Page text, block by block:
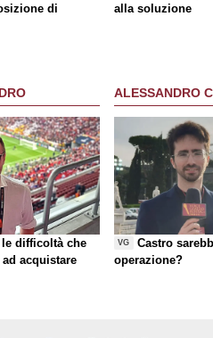
di
alla soluzione
difficoltà che
acquistare
ALESSANDRO
VG
Castro
operazione?